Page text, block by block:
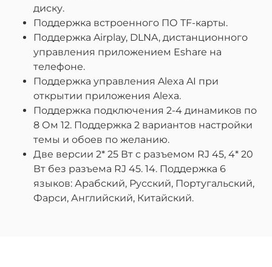
диску.
Поддержка встроенного ПО TF-карты.
Поддержка Airplay, DLNA, дистанционного
управления приложением Eshare на
телефоне.
Поддержка управления Alexa AI при
открытии приложения Alexa.
Поддержка подключения 2-4 динамиков по
8 Ом 12. Поддержка 2 вариантов настройки
темы и обоев по желанию.
Две версии 2* 25 Вт с разъемом RJ 45, 4* 20
Вт без разъема RJ 45. 14. Поддержка 6
языков: Арабский, Русский, Португальский,
Фарси, Английский, Китайский.